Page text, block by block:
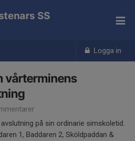
Logga in
SS
vårterminens
på sin ordinarie simskoletid.
1, Baddaren 2, Sköldpaddan &